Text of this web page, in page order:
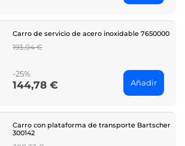
Carro de servicio de acero inoxidable 7650000
Regular
193,04 €
-25%
Price
144,78 € Añadir
Carro con plataforma de transporte Bartscher
300142